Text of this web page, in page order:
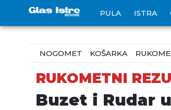
PULA ISTRA
NOGOMET KOŠARKA
RUKOMETNI
Buzet i Rudar